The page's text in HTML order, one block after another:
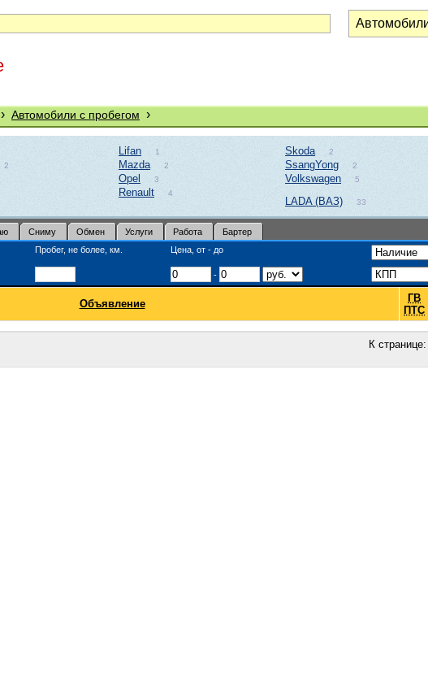
› Автомобили с пробегом ›
2
Lifan 1
Mazda 2
Opel 3
Renault 4
Skoda 2
SsangYong 2
Volkswagen 5
LADA (ВАЗ) 33
Сниму Обмен Услуги Работа
Бартер
Пробег, не более, км. Цена, от - до
-
Объявление
ГВ
ПТС
К странице: